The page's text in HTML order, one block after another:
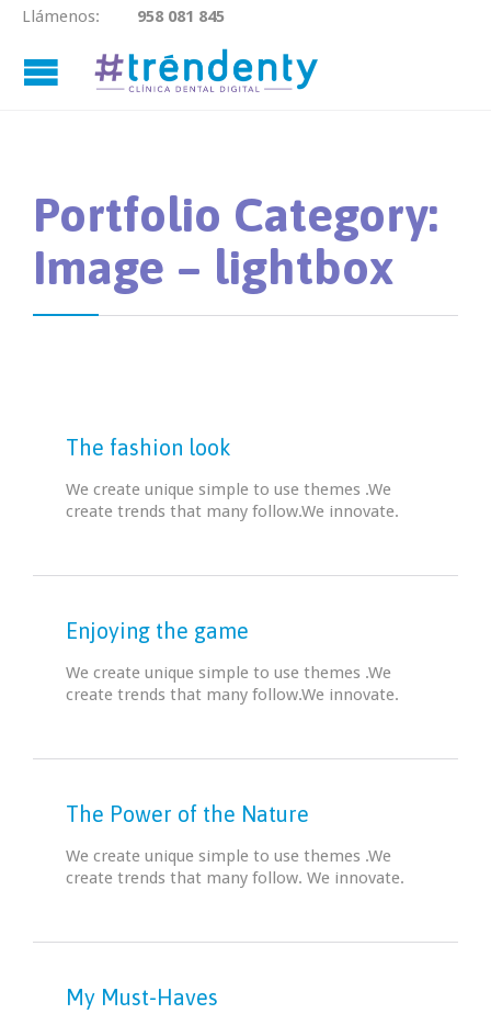
Llámenos: 958 081 845
Portfolio Category:
Image – lightbox
The fashion look
We create unique simple to use themes .We
create trends that many follow.We innovate.
Enjoying the game
We create unique simple to use themes .We
create trends that many follow.We innovate.
The Power of the Nature
We create unique simple to use themes .We
create trends that many follow. We innovate.
My Must-Haves